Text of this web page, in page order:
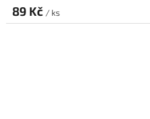
89 Kč / ks